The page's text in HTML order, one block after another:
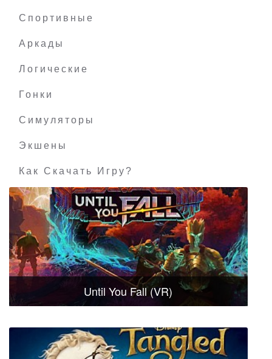
Спортивные
Аркады
Логические
Гонки
Симуляторы
Экшены
Как Скачать Игру?
Until You Fall (VR)